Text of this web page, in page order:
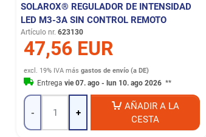
SOLAROX® REGULADOR DE INTENSIDAD
LED M3-3A SIN CONTROL REMOTO
Artículo nr. 623130
47,56 EUR
excl. 19% IVA másgastos de envío (a DE)
Entregavie 07. ago - lun 10. ago 2026 **
- +
AÑADIR A LA
CESTA